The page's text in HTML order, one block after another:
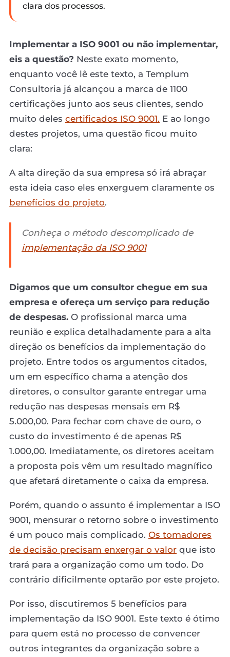
clara dos processos.
Implementar a ISO 9001 ou não implementar,
eis a questão? Neste exato momento,
enquanto você lê este texto, a Templum
Consultoria já alcançou a marca de 1100
certificações junto aos seus clientes, sendo
muito deles certificados ISO 9001. E ao longo
destes projetos, uma questão ficou muito
clara:
A alta direção da sua empresa só irá abraçar
esta ideia caso eles enxerguem claramente os
benefícios do projeto.
Conheça o método descomplicado de
implementação da ISO 9001
Digamos que um consultor chegue em sua
empresa e ofereça um serviço para redução
de despesas. O profissional marca uma
reunião e explica detalhadamente para a alta
direção os benefícios da implementação do
projeto. Entre todos os argumentos citados,
um em específico chama a atenção dos
diretores, o consultor garante entregar uma
redução nas despesas mensais em R$
5.000,00. Para fechar com chave de ouro, o
custo do investimento é de apenas R$
1.000,00. Imediatamente, os diretores aceitam
a proposta pois vêm um resultado magnífico
que afetará diretamente o caixa da empresa.
Porém, quando o assunto é implementar a ISO
9001, mensurar o retorno sobre o investimento
é um pouco mais complicado. Os tomadores
de decisão precisam enxergar o valor que isto
trará para a organização como um todo. Do
contrário dificilmente optarão por este projeto.
Por isso, discutiremos 5 benefícios para
implementação da ISO 9001. Este texto é ótimo
para quem está no processo de convencer
outros integrantes da organização sobre a